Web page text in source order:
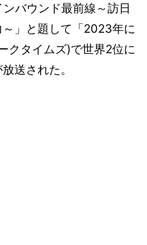
バウンド最前線～訪日
」と題して「2023年に
クタイムズ)で世界2位に
送された。